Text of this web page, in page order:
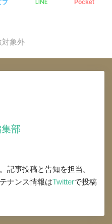
ブ LINE Pocket
対象外
部
記事投稿と告知を担当。
ナンス情報はTwitterで投稿